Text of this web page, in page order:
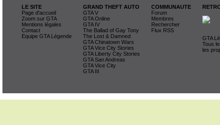
LE SITE
Page d'accueil
Zoom sur GTA
Mentions légales
Contact
Equipe GTA Légende
GRAND THEFT AUTO
GTA V
GTA Online
GTA IV
The Ballad of Gay Tony
The Lost & Damned
GTA Chinatown Wars
GTA Vice City Stories
GTA Liberty City Stories
GTA San Andreas
GTA Vice City
GTA III
COMMUNAUTE
Forum
Membres
Rechercher
Flux RSS
GTA
Tous
les